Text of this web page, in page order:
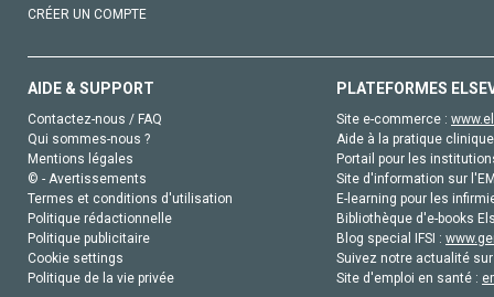
CRÉER UN COMPTE
AIDE & SUPPORT
Contactez-nous / FAQ
Qui sommes-nous ?
Mentions légales
© - Avertissements
Termes et conditions d'utilisation
Politique rédactionnelle
Politique publicitaire
Cookie settings
Politique de la vie privée
PLATEFORMES
Site e-commerce :
Aide à la pratique
Portail pour les
Site d'information sur
E-learning pour les
Bibliothèque d'e-books
Blog special IFSI :
Suivez notre actualité
Site d'emploi en santé :